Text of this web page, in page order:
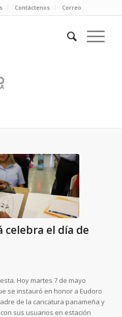
Contáctenos Correo
celebra el día de
Hoy martes 7 de mayo
se instauró en honor a Eudoro
de la caricatura panameña y
sus usuarios en estación